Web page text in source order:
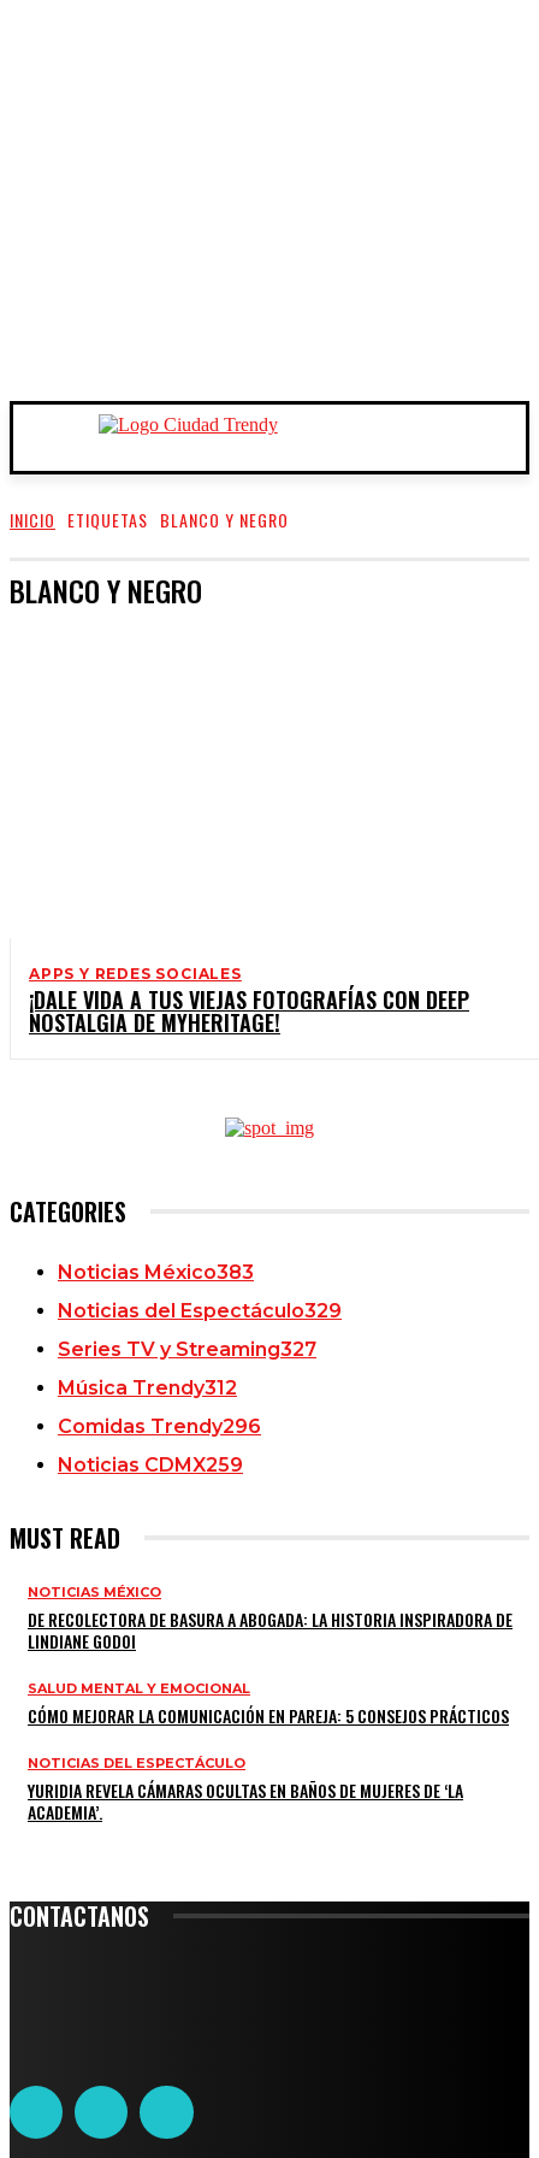
INICIO ETIQUETAS BLANCO Y NEGRO
BLANCO Y NEGRO
APPS Y REDES SOCIALES
¡DALE VIDA A TUS VIEJAS FOTOGRAFÍAS CON DEEP
NOSTALGIA DE MYHERITAGE!
CATEGORIES
Noticias México383
Noticias del Espectáculo329
Series TV y Streaming327
Música Trendy312
Comidas Trendy296
Noticias CDMX259
MUST READ
NOTICIAS MÉXICO
DE RECOLECTORA DE BASURA A ABOGADA: LA HISTORIA INSPIRADORA DE
LINDIANE GODOI
SALUD MENTAL Y EMOCIONAL
CÓMO MEJORAR LA COMUNICACIÓN EN PAREJA: 5 CONSEJOS PRÁCTICOS
NOTICIAS DEL ESPECTÁCULO
YURIDIA REVELA CÁMARAS OCULTAS EN BAÑOS DE MUJERES DE ‘LA
ACADEMIA’.
CONTACTANOS